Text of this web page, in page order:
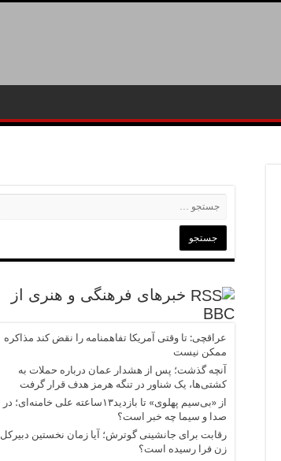
خبرهای فرهنگی و هنری از
BBC
عراقچی: تا وقتی آمریکا تفاهمنامه را نقض کند مذاکره
ممکن نیست
آنچه گذشت؛ پس از هشدار عمان درباره حملات به
کشتی‌ها، یک شناور در تنگه هرمز هدف قرار گرفت
از «بی‌سیم پهلوی» تا بازدید۱۳ساعته علی خامنه‌ای؛ در
صدا و سیما چه خبر است؟
رقابت برای جانشینی گوترش؛ آیا زمان نخستین دبیرکل
زن فرا رسیده است؟